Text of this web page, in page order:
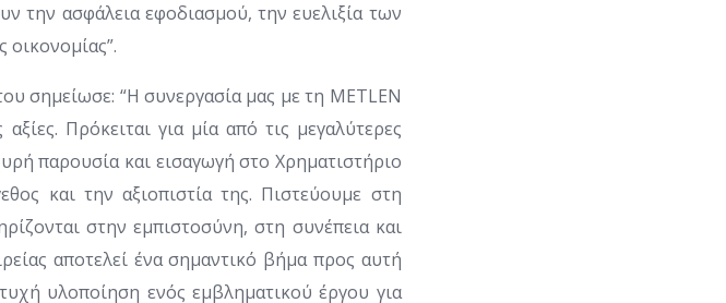
την ασφάλεια εφοδιασμού, την ευελιξία των
οικονομίας”.
σημείωσε: “Η συνεργασία μας με τη METLEN
Πρόκειται για μία από τις μεγαλύτερες
παρουσία και εισαγωγή στο Χρηματιστήριο
και την αξιοπιστία της. Πιστεύουμε στη
στην εμπιστοσύνη, στη συνέπεια και
αποτελεί ένα σημαντικό βήμα προς αυτή
υλοποίηση ενός εμβληματικού έργου για